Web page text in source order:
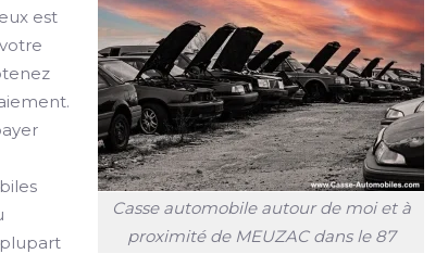
Casse automobile autour de moi et à
proximité de MEUZAC dans le 87
est